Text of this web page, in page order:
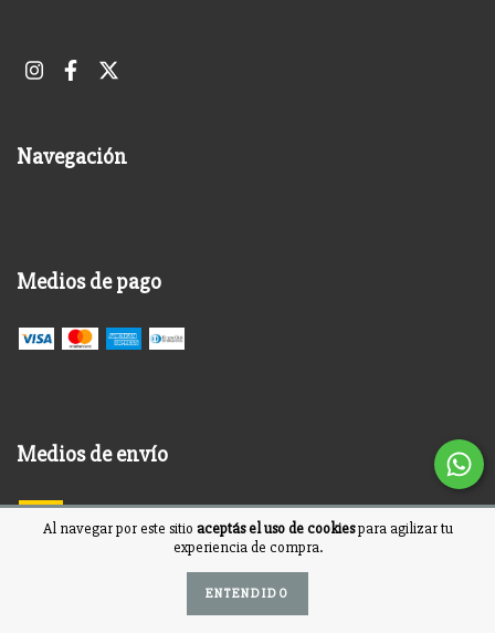
Al navegar por este sitio aceptás el uso de cookiespara agilizar tu
experiencia de compra.
ENTENDIDO
Navegación
Medios de pago
Medios de envío